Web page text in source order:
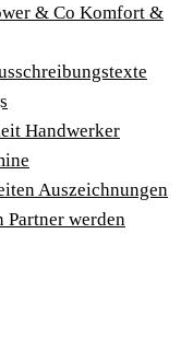
& Co Komfort &
Handwerker
Auszeichnungen
Partner werden